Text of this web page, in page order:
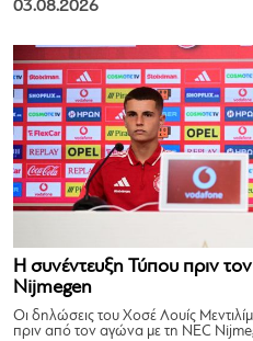
03.08.2026
Η συνέντευξη Τύπου πριν
Nijmegen
Οι δηλώσεις του Χοσέ Λουίς
πριν από τον αγώνα με τη NEC